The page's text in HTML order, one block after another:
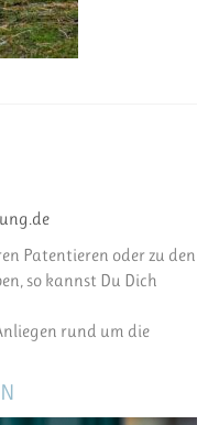
Patentieren oder zu den
so kannst Du Dich
rund um die